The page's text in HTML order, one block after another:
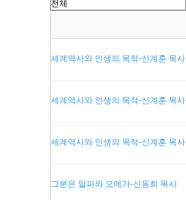
세계역사와 인생의 목적-신계훈 목사
세계역사와 인생의 목적-신계훈 목사
세계역사와 인생의 목적-신계훈 목사
그분은 알파와 오메가-신동희 목사